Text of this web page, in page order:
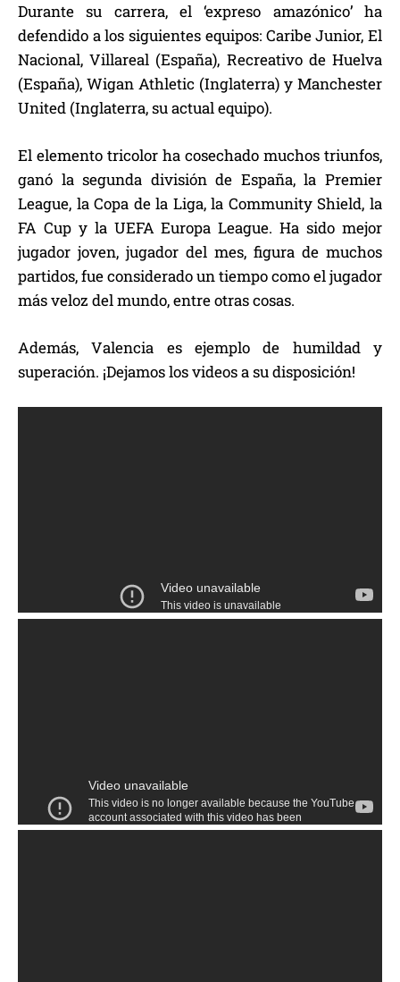
Durante su carrera, el ‘expreso amazónico’ ha
defendido a los siguientes equipos: Caribe Junior, El
Nacional, Villareal (España), Recreativo de Huelva
(España), Wigan Athletic (Inglaterra) y Manchester
United (Inglaterra, su actual equipo).
El elemento tricolor ha cosechado muchos triunfos,
ganó la segunda división de España, la Premier
League, la Copa de la Liga, la Community Shield, la
FA Cup y la UEFA Europa League. Ha sido mejor
jugador joven, jugador del mes, figura de muchos
partidos, fue considerado un tiempo como el jugador
más veloz del mundo, entre otras cosas.
Además, Valencia es ejemplo de humildad y
superación. ¡Dejamos los videos a su disposición!